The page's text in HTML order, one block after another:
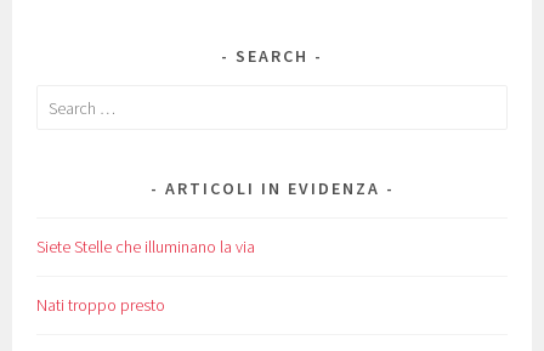
SEARCH
Search
ARTICOLI IN EVIDENZA
Siete Stelle che illuminano la via
Nati troppo presto